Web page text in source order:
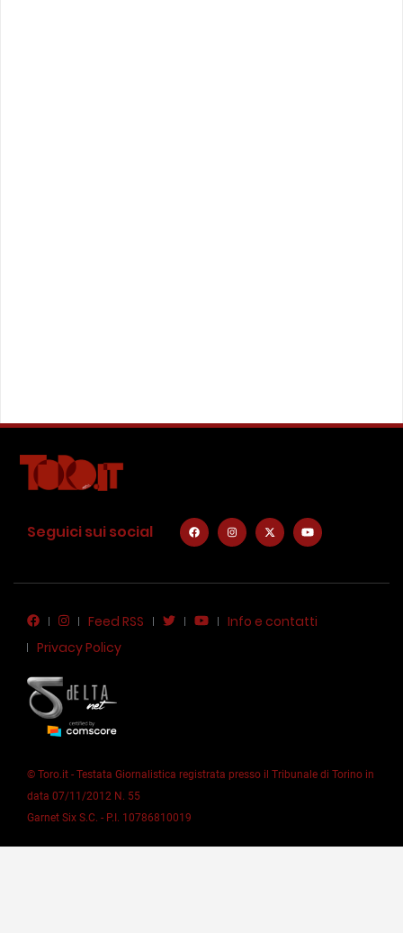
Seguici sui social
Feed RSS
Info e contatti
Privacy Policy
© Toro.it - Testata Giornalistica registrata presso il Tribunale di Torino in
data 07/11/2012 N. 55
Garnet Six S.C. - P.I. 10786810019